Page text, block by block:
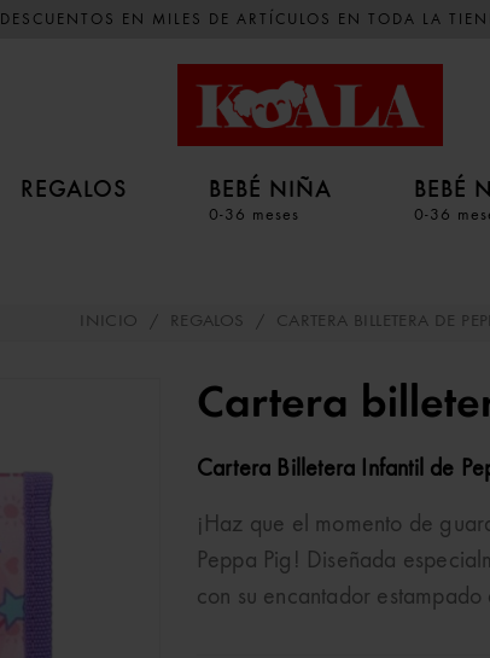
DESCUENTOS EN MILES DE ARTÍCULOS EN TODA LA
REGALOS BEBÉ NIÑA
0-36 meses
BEBÉ
0-36
INICIO / REGALOS / CARTERA BILLETERA DE
Cartera
Cartera Billetera Infantil de
¡Haz que el momento de
Peppa Pig! Diseñada
con su encantador